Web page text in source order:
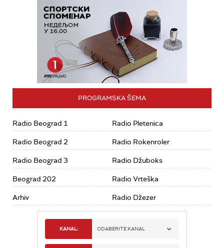
PROGRAMSKA ŠEMA
Radio Beograd 1
Radio Beograd 2
Radio Beograd 3
Beograd 202
Arhiv
Radio Pletenica
Radio Rokenroler
Radio Džuboks
Radio Vrteška
Radio Džezer
KANAL: ODABERITE KANAL